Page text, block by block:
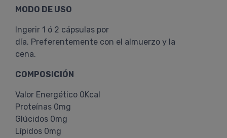
MODO DE USO
Ingerir 1 ó 2 cápsulas por
día. Preferentemente con el almuerzo y la
cena.
COMPOSICIÓN
Valor Energético 0Kcal
Proteínas 0mg
Glúcidos 0mg
Lípidos 0mg